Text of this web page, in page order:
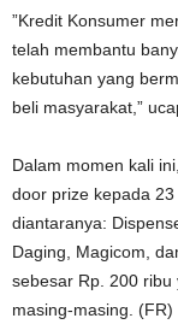
”Kredit Konsumer
telah membantu
kebutuhan yang
beli masyarakat,”
Dalam momen kali
door prize kepada
diantaranya:
Daging, Magicom,
sebesar Rp. 200
masing-masing. (FR)